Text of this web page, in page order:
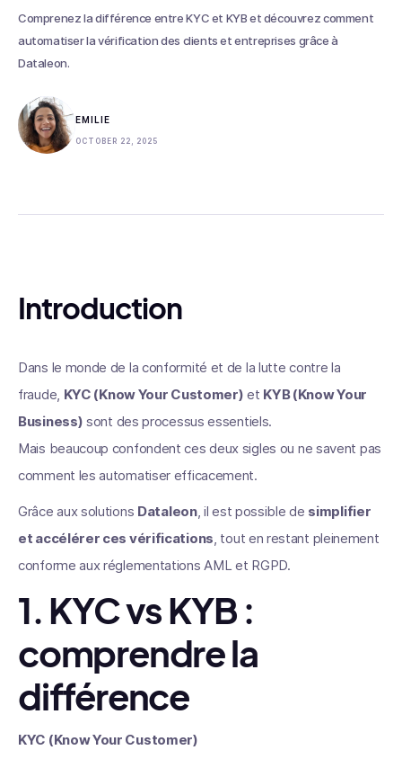
Comprenez la différence entre KYC et KYB et découvrez comment
automatiser la vérification des clients et entreprises grâce à
Dataleon.
EMILIE
OCTOBER 22, 2025
Introduction
Dans le monde de la conformité et de la lutte contre la
fraude, KYC (Know Your Customer) et KYB (Know Your
Business) sont des processus essentiels.
Mais beaucoup confondent ces deux sigles ou ne savent pas
comment les automatiser efficacement.
Grâce aux solutions Dataleon, il est possible de simplifier
et accélérer ces vérifications, tout en restant pleinement
conforme aux réglementations AML et RGPD.
1. KYC vs KYB :
comprendre la
différence
KYC (Know Your Customer)